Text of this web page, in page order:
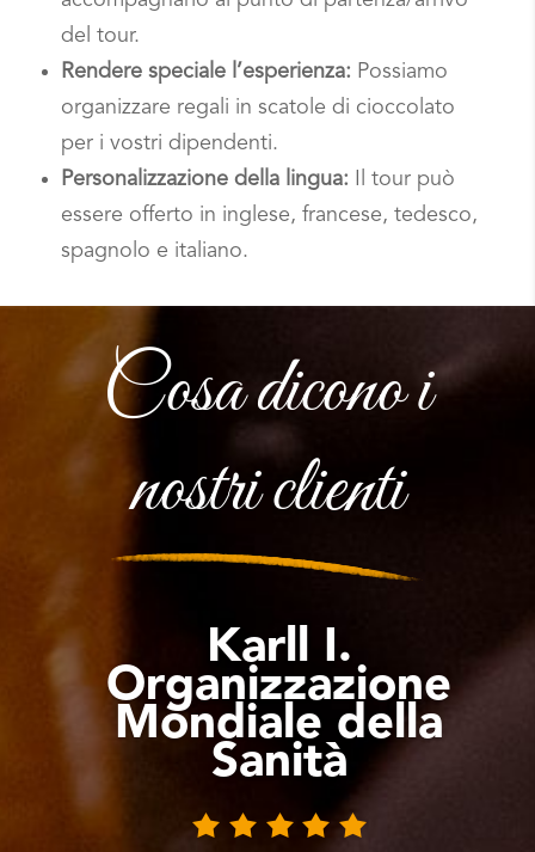
del tour.
Rendere speciale l’esperienza: Possiamo
organizzare regali in scatole di cioccolato
per i vostri dipendenti.
Personalizzazione della lingua: Il tour può
essere offerto in inglese, francese, tedesco,
spagnolo e italiano.
Cosa dicono i
nostri clienti
Karll I.
Organizzazione
Mondiale della
Sanità